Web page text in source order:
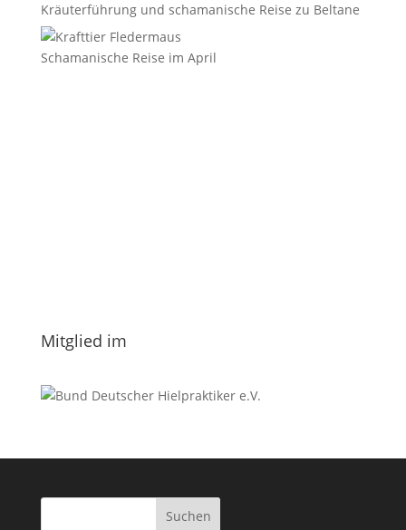
Kräuterführung und schamanische Reise zu Beltane
Schamanische Reise im April
Mitglied im